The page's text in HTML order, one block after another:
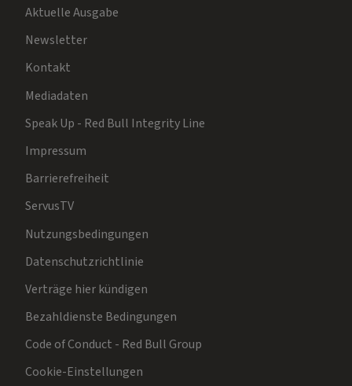
Aktuelle Ausgabe
Newsletter
Kontakt
Mediadaten
Speak Up - Red Bull Integrity Line
Impressum
Barrierefreiheit
ServusTV
Nutzungsbedingungen
Datenschutzrichtlinie
Verträge hier kündigen
Bezahldienste Bedingungen
Code of Conduct - Red Bull Group
Cookie-Einstellungen